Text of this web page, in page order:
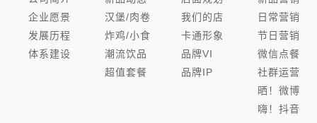
企业愿景
发展历程
体系建设
汉堡/肉卷
炸鸡/小食
潮流饮品
超值套餐
我们的店
卡通形象
品牌VI
品牌IP
日常营销
节日营销
微信点餐
社群运营
晒！微博
嗨！抖音